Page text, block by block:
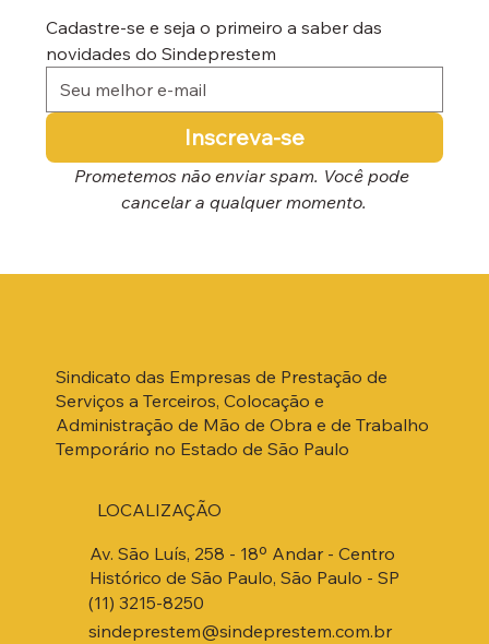
Cadastre-se e seja o primeiro a saber das
novidades do Sindeprestem
Inscreva-se
Prometemos não enviar spam. Você pode
cancelar a qualquer momento.
Sindicato das Empresas de Prestação de
Serviços a Terceiros, Colocação e
Administração de Mão de Obra e de Trabalho
Temporário no Estado de São Paulo
Av. São Luís, 258 - 18º Andar - Centro
Histórico de São Paulo, São Paulo - SP
(11) 3215-8250
sindeprestem@sindeprestem.com.br
LOCALIZAÇÃO